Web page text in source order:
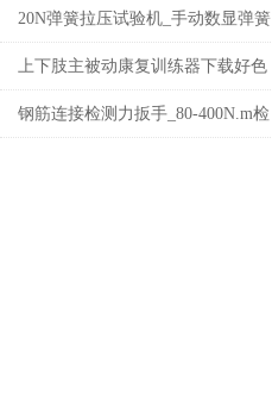
_电机转矩功率检测仪价格
20N弹簧拉压试验机_手动数显弹簧
拉压力检测仪价格
上下肢主被动康复训练器下载好色
先生 SGDN电机旋转扭力检测仪价
钢筋连接检测力扳手_80-400N.m检